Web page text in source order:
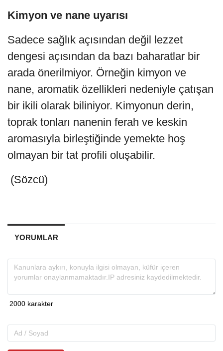
Kimyon ve nane uyarısı
Sadece sağlık açısından değil lezzet
dengesi açısından da bazı baharatlar bir
arada önerilmiyor. Örneğin kimyon ve
nane, aromatik özellikleri nedeniyle çatışan
bir ikili olarak biliniyor. Kimyonun derin,
toprak tonları nanenin ferah ve keskin
aromasıyla birleştiğinde yemekte hoş
olmayan bir tat profili oluşabilir.
(Sözcü)
YORUMLAR